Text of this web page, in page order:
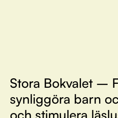
Stora Bokvalet –
synliggöra barn
och stimulera